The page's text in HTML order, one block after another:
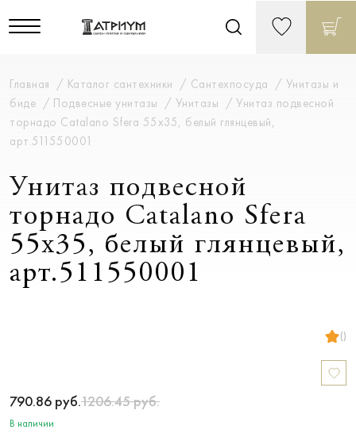
Главная Каталог сантехники Сантехпосуда
Унитазы и
биде
Подвесные унитазы Унитазы
Унитаз подвесной
торнадо Catalano Sfera 55x35, белый глянцевый,
арт.511550001
Унитаз подвесной
торнадо Catalano Sfera
55x35, белый глянцевый,
арт.511550001
()
790.86 руб.1206.45руб.
В наличии